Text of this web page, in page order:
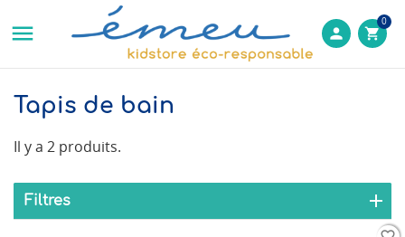
 person shopping_cart
0
Tapis de bain
Il y a 2 produits.
Filtres